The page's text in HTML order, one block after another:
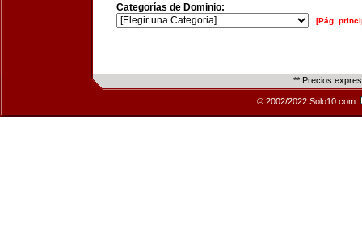
Categorías de Dominio:
[Pág.
** Precios
© 2002/2022 Solo10.com